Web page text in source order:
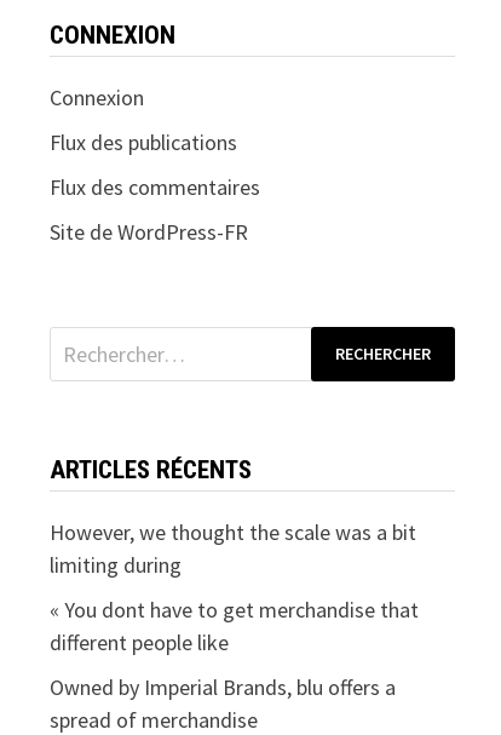
CONNEXION
Connexion
Flux des publications
Flux des commentaires
Site de WordPress-FR
Rechercher :
ARTICLES RÉCENTS
However, we thought the scale was a bit
limiting during
« You dont have to get merchandise that
different people like
Owned by Imperial Brands, blu offers a
spread of merchandise